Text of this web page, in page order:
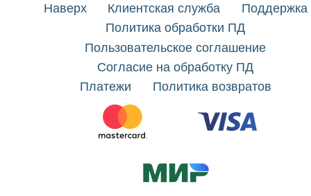
Наверх Клиентская служба
Поддержка
Политика обработки ПД
Пользовательское соглашение
Согласие на обработку ПД
Платежи
Политика возвратов